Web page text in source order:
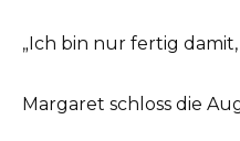
„Ich bin nur fertig damit,
Margaret schloss die